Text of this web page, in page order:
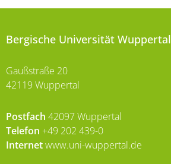
Bergische Universität Wuppertal
Gaußstraße 20
42119 Wuppertal
Postfach 42097 Wuppertal
Telefon +49 202 439-0
Internetwww.uni-wuppertal.de